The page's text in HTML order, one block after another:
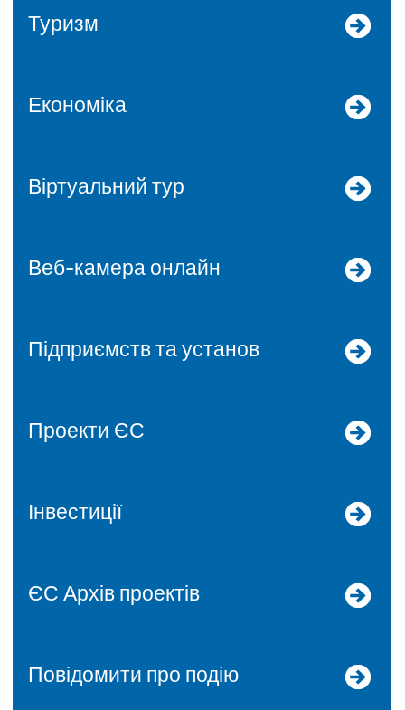
Туризм
Економіка
Віртуальний тур
Веб-камера онлайн
Підприємств та установ
Проекти ЄС
Інвестиції
ЄС Архів проектів
Повідомити про подію